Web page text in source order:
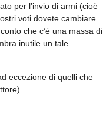
per l’invio di armi (cioè
voti dovete cambiare
che c’è una massa di
inutile un tale
eccezione di quelli che